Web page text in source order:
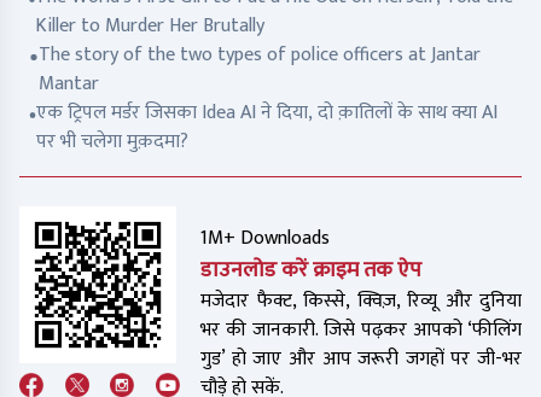
Killer to Murder Her Brutally
The story of the two types of police officers at Jantar
Mantar
एक ट्रिपल मर्डर जिसका Idea AI ने दिया, दो क़ातिलों के साथ क्या AI
पर भी चलेगा मुक़दमा?
1M+ Downloads
डाउनलोड करें क्राइम तक ऐप
मजेदार फैक्ट, किस्से, क्विज़, रिव्यू और दुनिया
भर की जानकारी. जिसे पढ़कर आपको ‘फीलिंग
गुड’ हो जाए और आप जरूरी जगहों पर जी-भर
चौड़े हो सकें.